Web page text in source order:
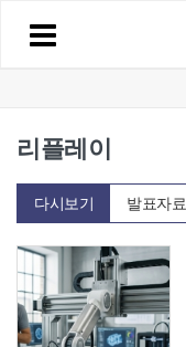
리플레이
다시보기 발표자료